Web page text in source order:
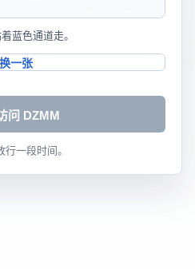
蓝色通道走。
换一张
问 DZMM
一段时间。